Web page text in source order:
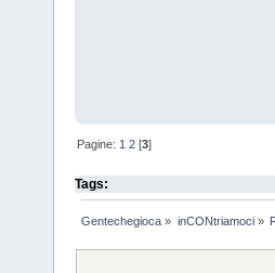
Pagine: 1 2 [3]
Tags:
Gentechegioca » inCONtriamoci»